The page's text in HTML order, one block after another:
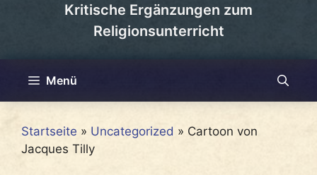
Kritische Ergänzungen zum
Religionsunterricht
Menü
Startseite » Uncategorized » Cartoon von
Jacques Tilly